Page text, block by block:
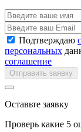
Подтверждаю
персональных
соглашение
Отправить заявку
Оставьте заявку
Проверь какие 5